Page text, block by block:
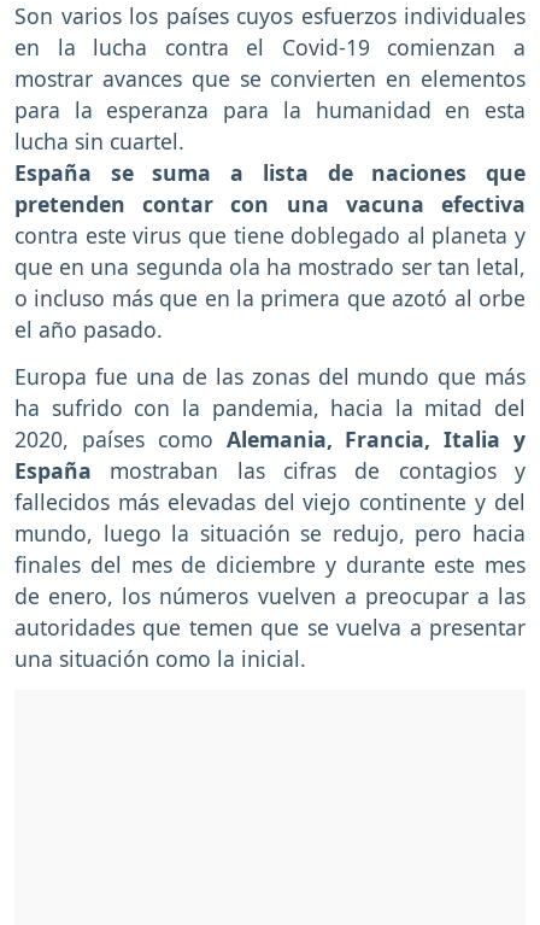
Son varios los países cuyos esfuerzos individuales
en la lucha contra el Covid-19 comienzan a
mostrar avances que se convierten en elementos
para la esperanza para la humanidad en esta
lucha sin cuartel.
España se suma a lista de naciones que
pretenden contar con una vacuna efectiva
contra este virus que tiene doblegado al planeta y
que en una segunda ola ha mostrado ser tan letal,
o incluso más que en la primera que azotó al orbe
el año pasado.
Europa fue una de las zonas del mundo que más
ha sufrido con la pandemia, hacia la mitad del
2020, países como Alemania, Francia, Italia y
España mostraban las cifras de contagios y
fallecidos más elevadas del viejo continente y del
mundo, luego la situación se redujo, pero hacia
finales del mes de diciembre y durante este mes
de enero, los números vuelven a preocupar a las
autoridades que temen que se vuelva a presentar
una situación como la inicial.